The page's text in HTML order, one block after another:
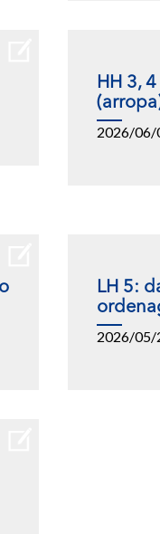
HH 3,
2026/06/
LH 5:
2026/05/